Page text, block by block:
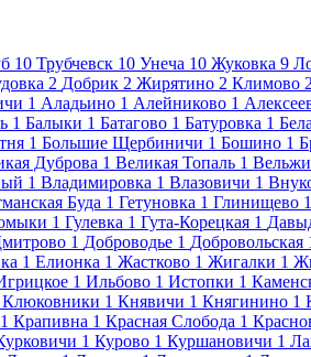
10 Трубчевск 10 Унеча 10 Жуковка 9
2 Добрик 2 Жирятино 2 Климово 2
1 Аладьино 1 Алейниково 1
1 Балыки 1 Батагово 1 Батуровка 1
1 Большие Щербиничи 1 Бошино 1
Дуброва 1 Великая Топаль 1
1 Владимировка 1 Влазовичи 1
Буда 1 Гетуновка 1 Глинищево 1
1 Гулевка 1 Гута-Корецкая 1
1 Доброводье 1 Добровольская
1 Елионка 1 Жастково 1 Жигалки 1
1 Ильбово 1 Истопки 1
Клюковники 1 Княвичи 1 Княгинино 1
1 Крапивна 1 Красная Слобода 1
1 Курово 1 Куршановичи 1